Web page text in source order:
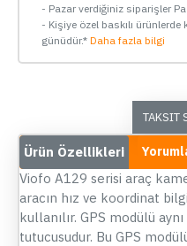
- Pazar verdiğiniz siparişler
- Kişiye özel baskılı
günüdür.* Daha fazla bilgi
TAKSIT
Ürün Özellikleri
Viofo A129 serisi araç
aracın hız ve koordinat
kullanılır. GPS modülü
tutucusudur. Bu GPS